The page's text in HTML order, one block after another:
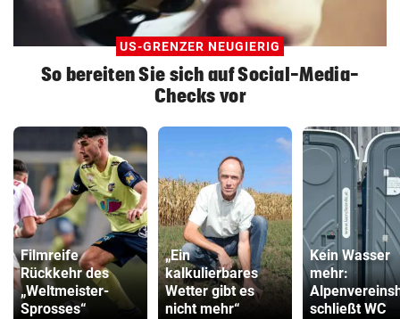
US-GRENZER NEUGIERIG
So bereiten Sie sich auf Social-Media-
Checks vor
Filmreife
Rückkehr des
„Weltmeister-
Sprosses“
„Ein
kalkulierbares
Wetter gibt es
nicht mehr“
Kein Wasser
mehr:
schließt WC